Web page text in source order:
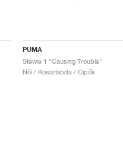
PUMA
Stewie 1 "Causing Trouble"
Női / Kosárlabda / Cipők